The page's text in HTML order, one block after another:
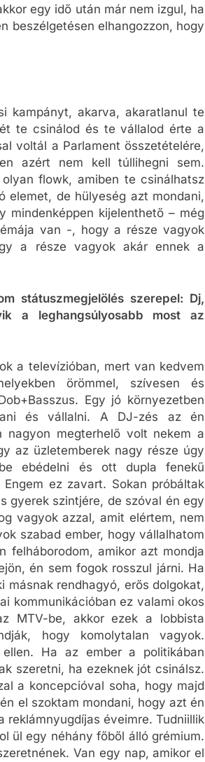
egy idő után már nem izgul, ha
beszélgetésen elhangozzon, hogy
akarva, akaratlanul te
te csinálod és te vállalod érte a
voltál a Parlament összetételére,
azért nem kell túllihegni sem.
flowk, amiben te csinálhatsz
elemet, de hülyeség azt mondani,
mindenképpen kijelenthető – még
van -, hogy a része vagyok
a része vagyok akár ennek a
státuszmegjelölés szerepel: Dj,
a leghangsúlyosabb most az
a televízióban, mert van kedvem
örömmel, szívesen és
Egy jó környezetben
és vállalni. A DJ-zés az én
nagyon megterhelő volt nekem a
az üzletemberek nagy része úgy
ebédelni és ott dupla fenekű
ez zavart. Sokan próbáltak
gyerek szintjére, de szóval én egy
vagyok azzal, amit elértem, nem
szabad ember, hogy vállalhatom
felháborodom, amikor azt mondja
én sem fogok rosszul járni. Ha
másnak rendhagyó, erős dolgokat,
kommunikációban ez valami okos
MTV-be, akkor ezek a lobbista
hogy komolytalan vagyok.
Ha az ember a politikában
szeretni, ha ezeknek jót csinálsz.
a koncepcióval soha, hogy majd
el szoktam mondani, hogy azt én
reklámnyugdíjas éveimre. Tudniillik
ül egy néhány főből álló grémium.
Van egy nap, amikor el